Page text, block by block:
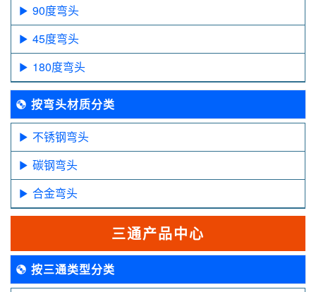
90度弯头
45度弯头
180度弯头
按弯头材质分类
不锈钢弯头
碳钢弯头
合金弯头
三通产品中心
按三通类型分类